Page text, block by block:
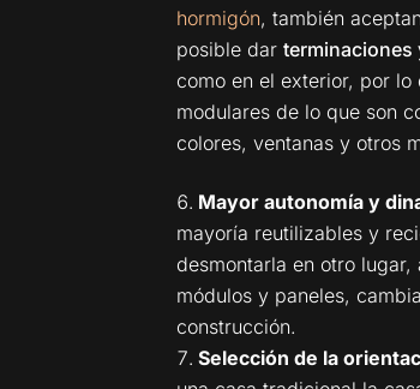
hormigón, también
posible dar terminaciones
como en el exterior, por
modulares de lo que son
colores, ventanas y otros
Mayor autonomía y
mayoría reutilizables y
desmontarla en otro
módulos y paneles,
construcción.
Selección de la